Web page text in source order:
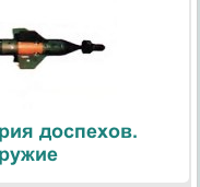
доспехов.